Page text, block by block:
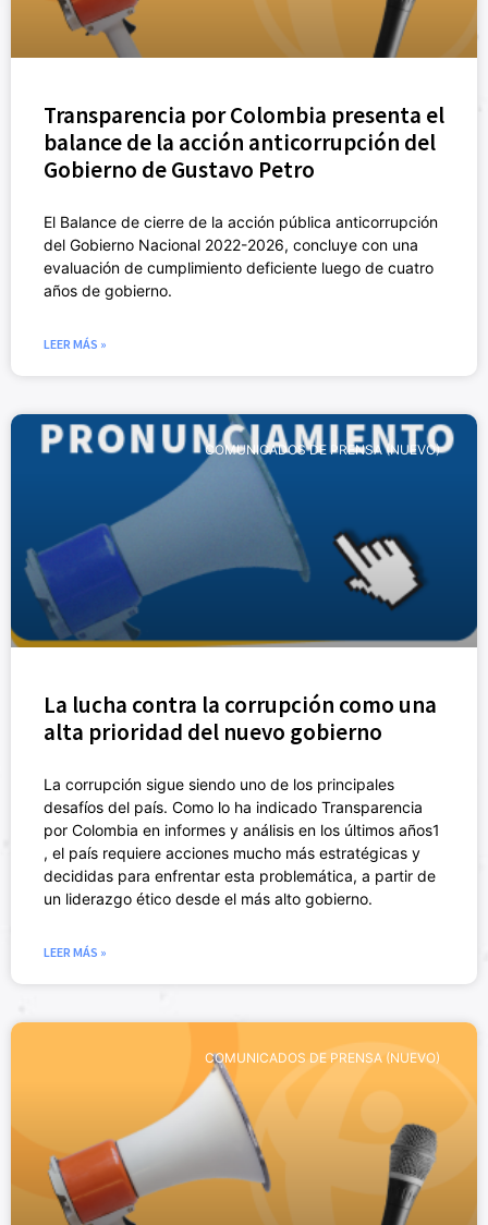
Transparencia por Colombia presenta el
balance de la acción anticorrupción del
Gobierno de Gustavo Petro
El Balance de cierre de la acción pública anticorrupción
del Gobierno Nacional 2022-2026, concluye con una
evaluación de cumplimiento deficiente luego de cuatro
años de gobierno.
LEER MÁS »
COMUNICADOS DE PRENSA (NUEVO)
La lucha contra la corrupción como una
alta prioridad del nuevo gobierno
La corrupción sigue siendo uno de los principales
desafíos del país. Como lo ha indicado Transparencia
por Colombia en informes y análisis en los últimos años1
, el país requiere acciones mucho más estratégicas y
decididas para enfrentar esta problemática, a partir de
un liderazgo ético desde el más alto gobierno.
LEER MÁS »
COMUNICADOS DE PRENSA (NUEVO)